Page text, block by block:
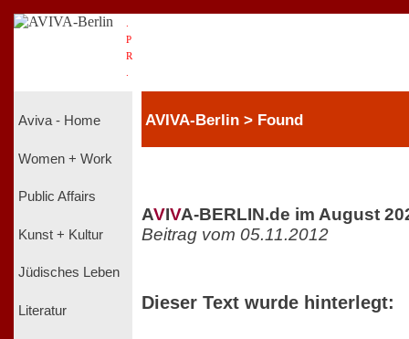
P
R
Aviva - Home
Women + Work
Public Affairs
Kunst + Kultur
Jüdisches Leben
Literatur
AVIVA-Berlin > Found
AVIVA-BERLIN.de im August
Beitrag vom 05.11.2012
Dieser Text wurde hinterlegt: